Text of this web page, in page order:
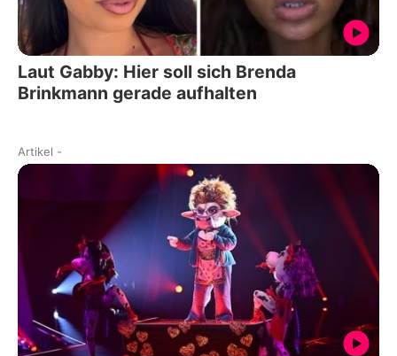
Laut Gabby: Hier soll sich Brenda
Brinkmann gerade aufhalten
Artikel -